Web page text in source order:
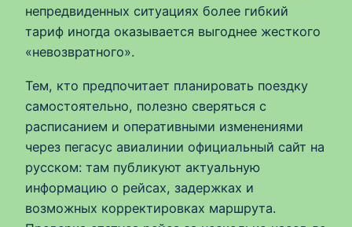
непредвиденных ситуациях более гибкий
тариф иногда оказывается выгоднее жесткого
«невозвратного».
Тем, кто предпочитает планировать поездку
самостоятельно, полезно сверяться с
расписанием и оперативными изменениями
через пегасус авиалинии официальный сайт на
русском: там публикуют актуальную
информацию о рейсах, задержках и
возможных корректировках маршрута.